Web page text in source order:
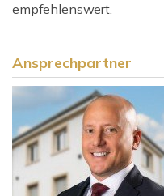
empfehlenswert.
Ansprechpartner